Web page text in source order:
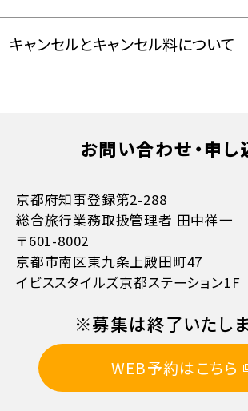
お支払方法詳細はこち
キャンセルとキャンセル料について
お問い合わせ・申し
京都府知事登録第2-288
総合旅行業務取扱管理者 田中祥一
〒601-8002
京都市南区東九条上殿田町47
イビススタイルズ京都ステーション1F
※募集は終了いたし
WEB予約はこちら